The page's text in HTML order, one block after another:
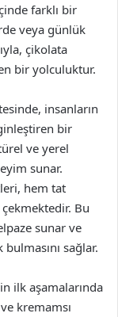
farklı bir
veya günlük
çikolata
bir yolculuktur.
insanların
bir
ve yerel
sunar.
hem tat
Bu
sunar ve
sağlar.
ilk aşamalarında
kremamsı